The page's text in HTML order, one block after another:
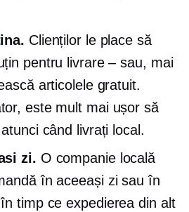
Clienților le place să
pentru livrare – sau, mai
articolele gratuit.
este mult mai ușor să
când livrați local.
zi. O companie locală
în aceeași zi sau în
timp ce expedierea din alt